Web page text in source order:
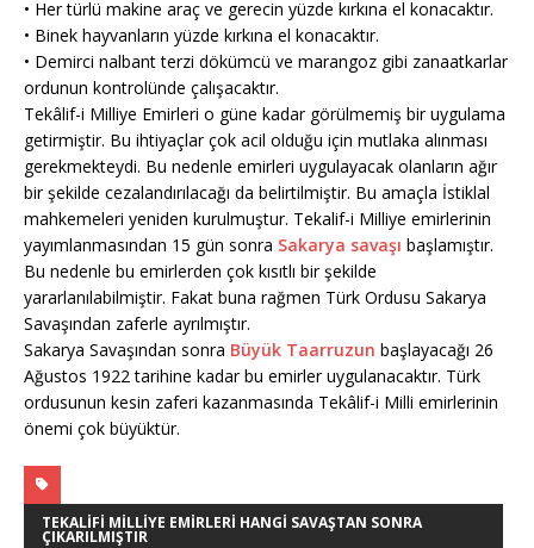
• Her türlü makine araç ve gerecin yüzde kırkına el konacaktır.
• Binek hayvanların yüzde kırkına el konacaktır.
• Demirci nalbant terzi dökümcü ve marangoz gibi zanaatkarlar
ordunun kontrolünde çalışacaktır.
Tekâlif-i Milliye Emirleri o güne kadar görülmemiş bir uygulama
getirmiştir. Bu ihtiyaçlar çok acil olduğu için mutlaka alınması
gerekmekteydi. Bu nedenle emirleri uygulayacak olanların ağır
bir şekilde cezalandırılacağı da belirtilmiştir. Bu amaçla İstiklal
mahkemeleri yeniden kurulmuştur. Tekalif-i Milliye emirlerinin
yayımlanmasından 15 gün sonra Sakarya savaşı başlamıştır.
Bu nedenle bu emirlerden çok kısıtlı bir şekilde
yararlanılabilmiştir. Fakat buna rağmen Türk Ordusu Sakarya
Savaşından zaferle ayrılmıştır.
Sakarya Savaşından sonra Büyük Taarruzun başlayacağı 26
Ağustos 1922 tarihine kadar bu emirler uygulanacaktır. Türk
ordusunun kesin zaferi kazanmasında Tekâlif-i Milli emirlerinin
önemi çok büyüktür.
TEKALIFI MILLIYE EMIRLERI HANGI SAVAŞTAN SONRA
ÇIKARILMIŞTIR